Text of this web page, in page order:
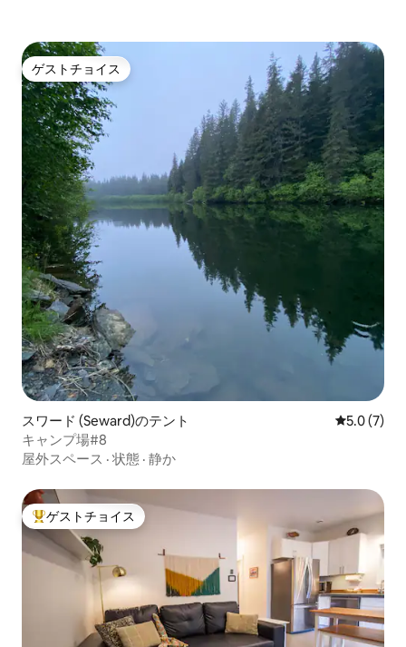
ゲストチョイス
ゲストチョイス
スワード (Seward)のテント レビュー7
5.0 (7)
キャンプ場#8
屋外スペース · 状態 · 静か
大好評のゲストチョイスです。
ゲストチョイス